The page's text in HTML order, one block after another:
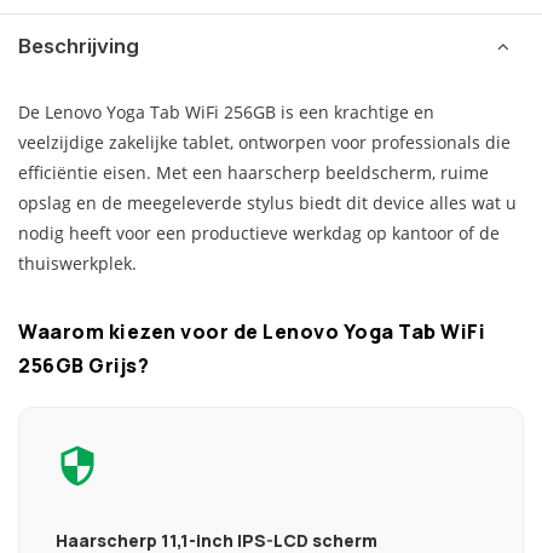
Beschrijving
De Lenovo Yoga Tab WiFi 256GB is een krachtige en
veelzijdige zakelijke tablet, ontworpen voor professionals die
efficiëntie eisen. Met een haarscherp beeldscherm, ruime
opslag en de meegeleverde stylus biedt dit device alles wat u
nodig heeft voor een productieve werkdag op kantoor of de
thuiswerkplek.
Waarom kiezen voor de Lenovo Yoga Tab WiFi
256GB Grijs?
Haarscherp 11,1-inch IPS-LCD scherm